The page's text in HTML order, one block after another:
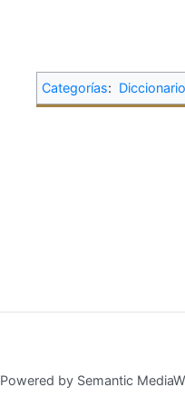
Categorías: Diccionario
Powered by Semantic